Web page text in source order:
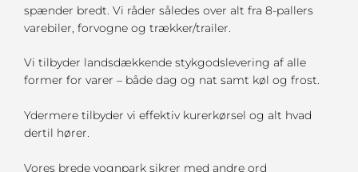
spænder bredt. Vi råder således over alt fra 8-pallers
varebiler, forvogne og trækker/trailer.
Vi tilbyder landsdækkende stykgodslevering af alle
former for varer – både dag og nat samt køl og frost.
Ydermere tilbyder vi effektiv kurerkørsel og alt hvad
dertil hører.
Vores brede vognpark sikrer med andre ord